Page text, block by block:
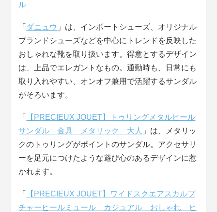
ル
「 ダニュウ 」は、インポートシューズ、オリジナル
ブランドシューズなどを中心にトレンドを反映した
おしゃれな靴を取り扱います。得意とするデザイン
は、上品でエレガントなもの。通勤時も、日常にも
取り入れやすい、オンオフ兼用で活躍するサンダル
がそろいます。
「
【PRECIEUX JOUET】トゥリングメタルヒール
サンダル 金具 メタリック 大人 」は、メタリッ
クのトゥリングがポイントのサンダル。アクセサリ
ーを足元につけたような遊び心のあるデザインに惹
かれます。
「
【PRECIEUX JOUET】ワイドスクエアスカルプ
チャーヒールミュール カジュアル おしゃれ ヒ